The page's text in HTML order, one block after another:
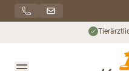
Direkt zum Inhalt